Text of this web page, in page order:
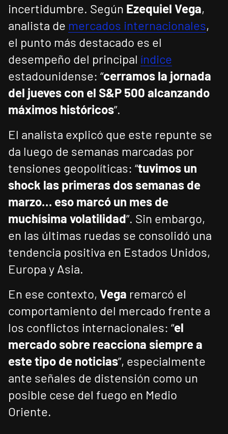
incertidumbre. Según Ezequiel Vega,
analista de mercados internacionales,
el punto más destacado es el
desempeño del principal índice
estadounidense: “cerramos la jornada
del jueves con el S&P 500 alcanzando
máximos históricos”.
El analista explicó que este repunte se
da luego de semanas marcadas por
tensiones geopolíticas: “tuvimos un
shock las primeras dos semanas de
marzo… eso marcó un mes de
muchísima volatilidad”. Sin embargo,
en las últimas ruedas se consolidó una
tendencia positiva en Estados Unidos,
Europa y Asia.
En ese contexto, Vega remarcó el
comportamiento del mercado frente a
los conflictos internacionales: “el
mercado sobre reacciona siempre a
este tipo de noticias”, especialmente
ante señales de distensión como un
posible cese del fuego en Medio
Oriente.